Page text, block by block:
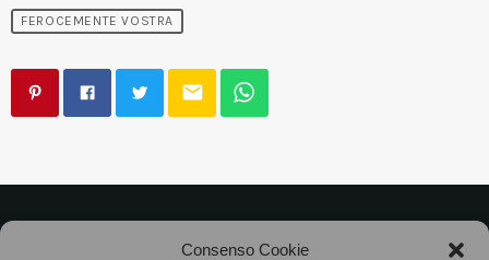
Consenso Cookie
FEROCEMENTE VOSTRA
email
Associazione Bandito • CF 97882400019 •